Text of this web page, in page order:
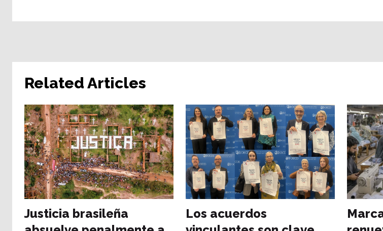
Related Articles
Justicia brasileña
Los acuerdos